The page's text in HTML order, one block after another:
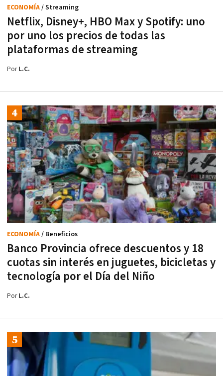
Netflix, Disney+, HBO Max y Spotify: uno
por uno los precios de todas las
plataformas de streaming
ECONOMÍA/ Streaming
PorL.C.
Banco Provincia ofrece descuentos y 18
cuotas sin interés en juguetes, bicicletas y
tecnología por el Día del Niño
ECONOMÍA/ Beneficios
PorL.C.